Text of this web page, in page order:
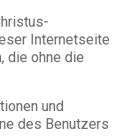
Internetseite
die ohne die
und
des Benutzers